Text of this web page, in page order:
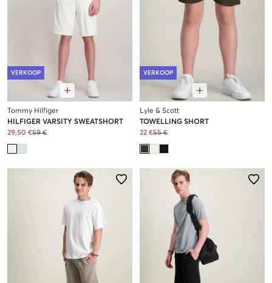
VERKOOP
Tommy Hilfiger
HILFIGER VARSITY SWEATSHORT
29,50 €59 €
VERKOOP
Lyle & Scott
TOWELLING SHORT
22 €55 €